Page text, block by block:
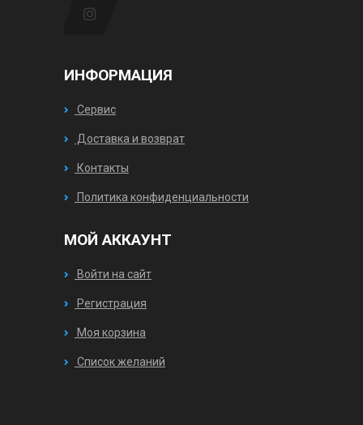
ИНФОРМАЦИЯ
Сервис
Доставка и возврат
Контакты
Политика конфиденциальности
МОЙ АККАУНТ
Войти на сайт
Регистрация
Моя корзина
Список желаний